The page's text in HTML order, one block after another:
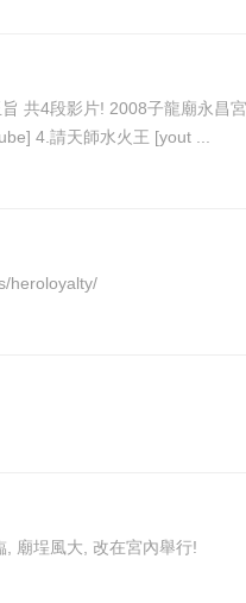
Yib4[/youtube] 2.取燈篙竹 [youtube]pwDvNCjE3oQ[/youtube] 3.豎燈篙 [youtube]xvvsHwOjJdQ[/youtube] 4.請天師水火王 [yout ...
photos/heroloyalty/
加! 本月賞兵宴巧遇杜鵑颱風來臨, 廟埕風大, 改在宮內舉行!